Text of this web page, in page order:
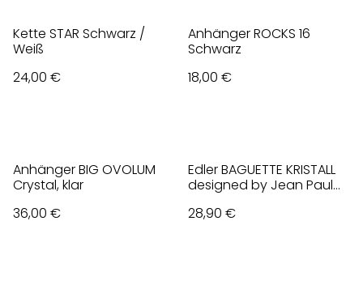
Kette STAR Schwarz /
Weiß
24,00 €
Anhänger ROCKS 16
Schwarz
18,00 €
Anhänger BIG OVOLUM
Crystal, klar
36,00 €
Edler BAGUETTE KRISTALL
designed by Jean Paul
28,90 €